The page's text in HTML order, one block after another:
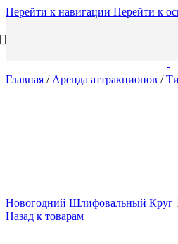
Перейти к навигации Перейти к
Главная / Аренда аттракционов /
Новогодний Шлифовальный Круг
Назад к товарам